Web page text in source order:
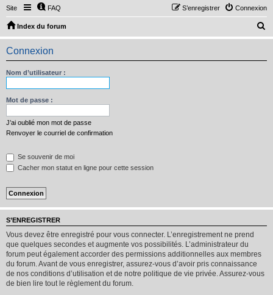
Site FAQ Connexion
S’enregistrer
Index du forum
e
Connexion
Nom d’utilisateur :
Mot de passe :
J’ai oublié mon mot de passe
Renvoyer le courriel de confirmation
Se souvenir de moi
Cacher mon statut en ligne pour cette session
S’ENREGISTRER
Vous devez être enregistré pour vous connecter. L’enregistrement ne prend
que quelques secondes et augmente vos possibilités. L’administrateur du
forum peut également accorder des permissions additionnelles aux membres
du forum. Avant de vous enregistrer, assurez-vous d’avoir pris connaissance
de nos conditions d’utilisation et de notre politique de vie privée. Assurez-vous
de bien lire tout le règlement du forum.